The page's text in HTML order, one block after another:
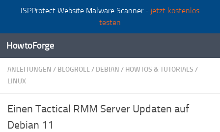
ISPProtect Website Malware Scanner - jetzt kostenlos
testen
Zum Inhalt springen
HowtoForge
ANLEITUNGEN / BLOGROLL/ DEBIAN / HOWTOS & TUTORIALS /
LINUX
Einen Tactical RMM Server Updaten auf
Debian 11